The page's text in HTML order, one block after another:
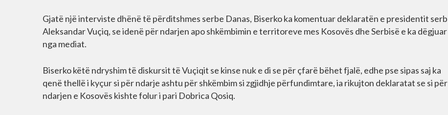
Gjatë një interviste dhënë të përditshmes serbe Danas, Biserko ka komentuar deklaratën e presidentit serb
Aleksandar Vuçiq, se idenë për ndarjen apo shkëmbimin e territoreve mes Kosovës dhe Serbisë e ka dëgjuar
nga mediat.
Biserko këtë ndryshim të diskursit të Vuçiqit se kinse nuk e di se për çfarë bëhet fjalë, edhe pse sipas saj ka
qenë thellë i kyçur si për ndarje ashtu për shkëmbim si zgjidhje përfundimtare, ia rikujton deklaratat se si për
ndarjen e Kosovës kishte folur i pari Dobrica Qosiq.